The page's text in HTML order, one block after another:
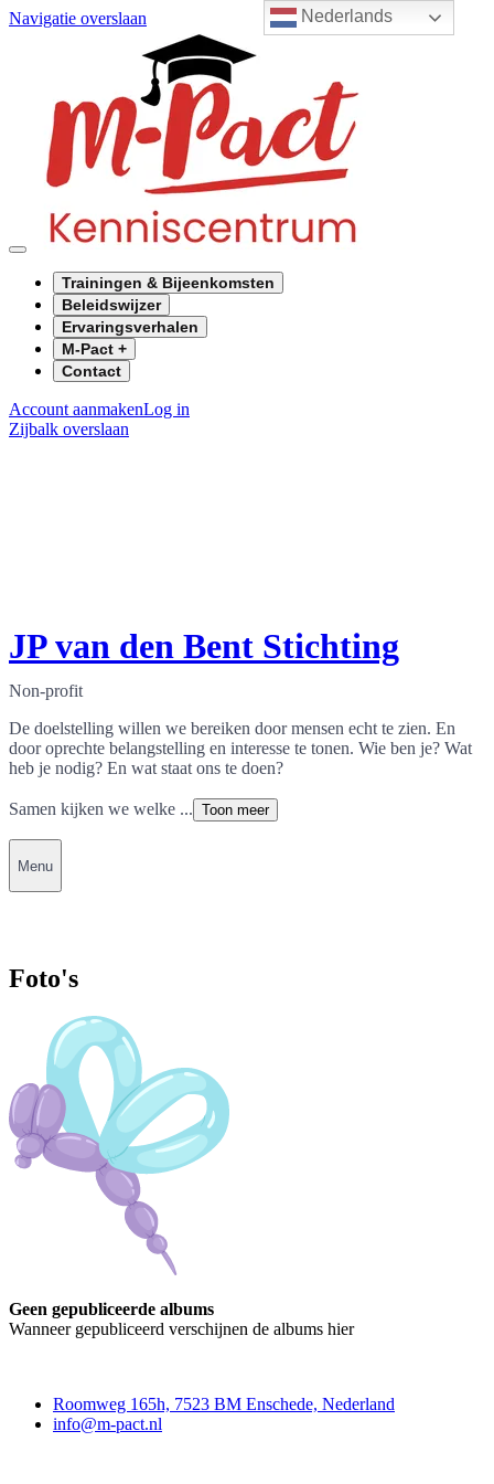
Nederlands
Navigatie overslaan
Trainingen & Bijeenkomsten
Beleidswijzer
Ervaringsverhalen
M-Pact +
Contact
Account aanmakenLog in
Zijbalk overslaan
JP van den Bent Stichting
Non-profit
De doelstelling willen we bereiken door mensen echt te zien. En
door oprechte belangstelling en interesse te tonen. Wie ben je? Wat
heb je nodig? En wat staat ons te doen?
Samen kijken we welke ... Toon meer
Menu
Foto's
Geen gepubliceerde albums
Wanneer gepubliceerd verschijnen de albums hier
Roomweg 165h, 7523 BM Enschede, Nederland
info@m-pact.nl